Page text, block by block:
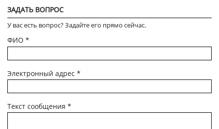
ЗАДАТЬ ВОПРОС
У вас есть вопрос? Задайте его прямо сейчас.
ФИО *
Электронный адрес *
Текст сообщения *